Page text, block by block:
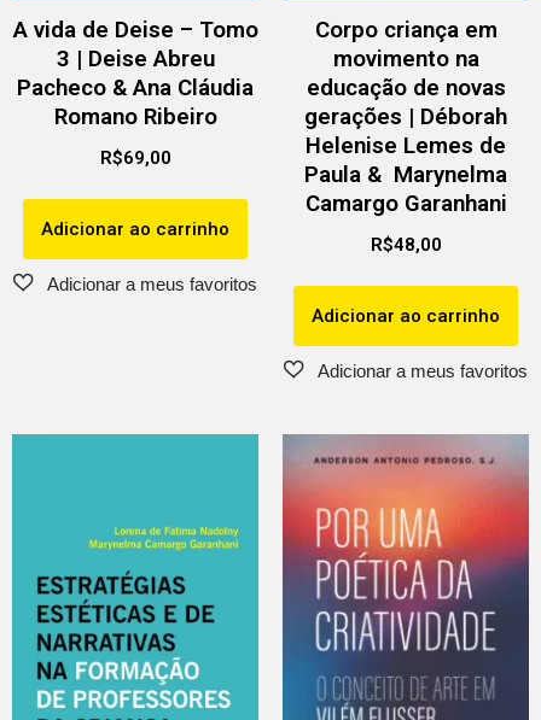
A vida de Deise – Tomo
3 | Deise Abreu
Pacheco & Ana Cláudia
Romano Ribeiro
R$69,00
Adicionar ao carrinho
Corpo criança em
movimento na
educação de novas
gerações | Déborah
Helenise Lemes de
Paula & Marynelma
Camargo Garanhani
R$48,00
Adicionar ao carrinho